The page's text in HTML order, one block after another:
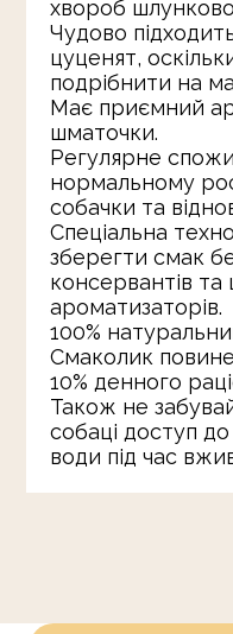
хвороб
Чудово
цуценят,
подрібнити на
Має приємний
шматочки.
Регулярне
нормальному
собачки та
Спеціальна
зберегти смак
консервантів та
ароматизаторів.
100%
Смаколик
10% денного
Також не
собаці доступ до
води під час